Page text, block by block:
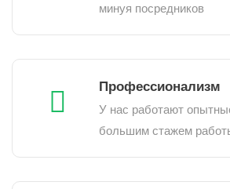
минуя посредников
Профессионализм
У нас работают
большим стажем